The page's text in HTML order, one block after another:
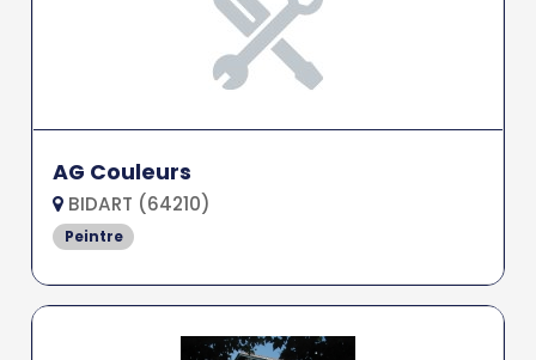
AG Couleurs
BIDART (64210)
Peintre